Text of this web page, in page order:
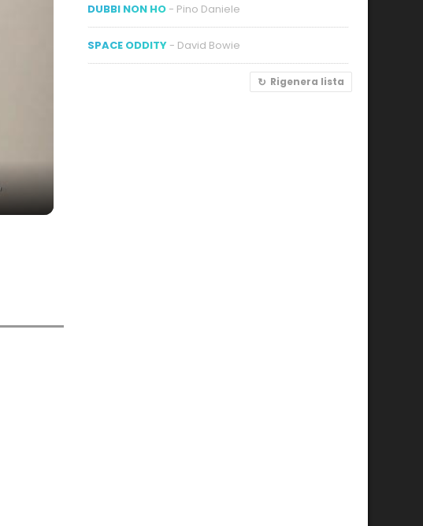
DUBBI NON HO - Pino Daniele
SPACE ODDITY - David Bowie
Rigenera lista